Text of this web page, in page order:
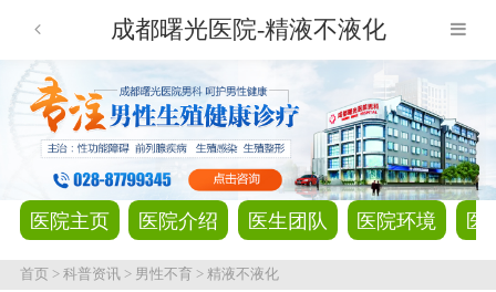
成都曙光医院-精液不液化
医院主页 医院介绍 医生团队 医院环境 医
首页> 科普资讯> 男性不育> 精液不液化